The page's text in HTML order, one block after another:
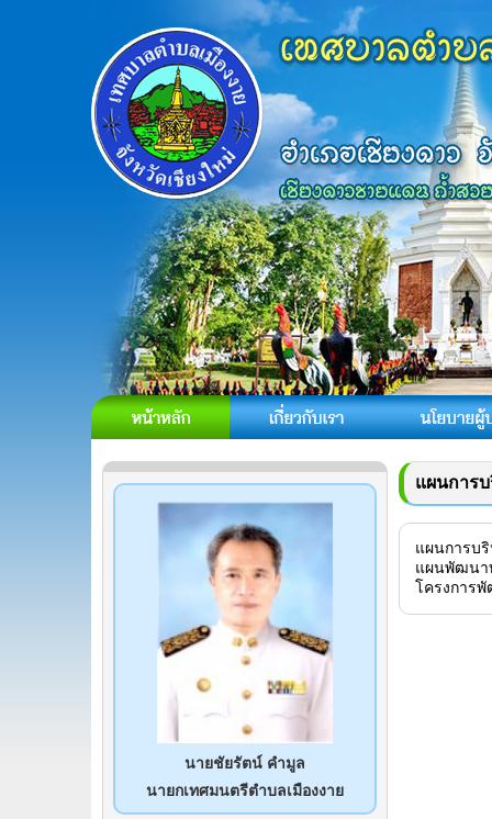
นายชัยรัตน์ คำมูล
นายกเทศมนตรีตำบลเมืองงาย
แผนการ
แผนการบ
แผนพัฒนา
โครงการ